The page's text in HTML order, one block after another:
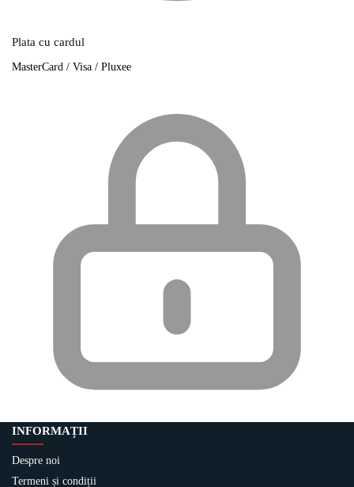
Plata cu cardul
MasterCard / Visa / Pluxee
INFORMAȚII
Despre noi
Termeni și condiții